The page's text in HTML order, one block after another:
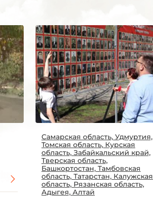
Самарская область, Удмуртия,
Томская область, Курская
область, Забайкальский край,
Тверская область,
Башкортостан, Тамбовская
область, Татарстан, Калужская
область, Рязанская область,
Адыгея, Алтай